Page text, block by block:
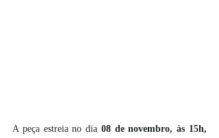
A peça estreia no dia 08 de novembro, às 15h,